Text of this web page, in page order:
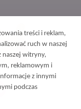
treści i reklam,
ruch w naszej
naszej witryny,
reklamowym i
z innymi
podczas